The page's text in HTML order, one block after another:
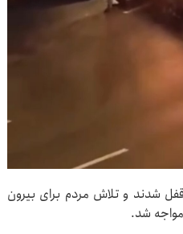
شدند و تلاش مردم برای بیرون
شد.